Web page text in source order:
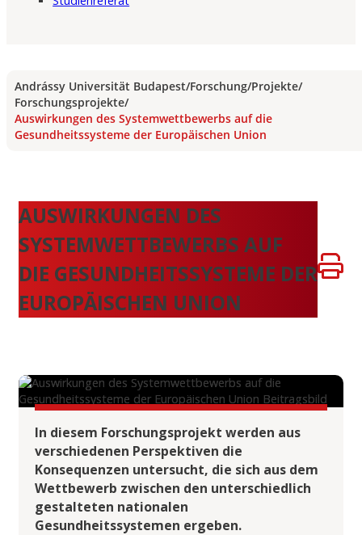
Andrássy Universität Budapest/Forschung/Projekte/
Forschungsprojekte/
Auswirkungen des Systemwettbewerbs auf die
Gesundheitssysteme der Europäischen Union
AUSWIRKUNGEN DES
SYSTEMWETTBEWERBS AUF
DIE GESUNDHEITSSYSTEME DER
EUROPÄISCHEN UNION
In diesem Forschungsprojekt werden aus
verschiedenen Perspektiven die
Konsequenzen untersucht, die sich aus dem
Wettbewerb zwischen den unterschiedlich
gestalteten nationalen
Gesundheitssystemen ergeben.